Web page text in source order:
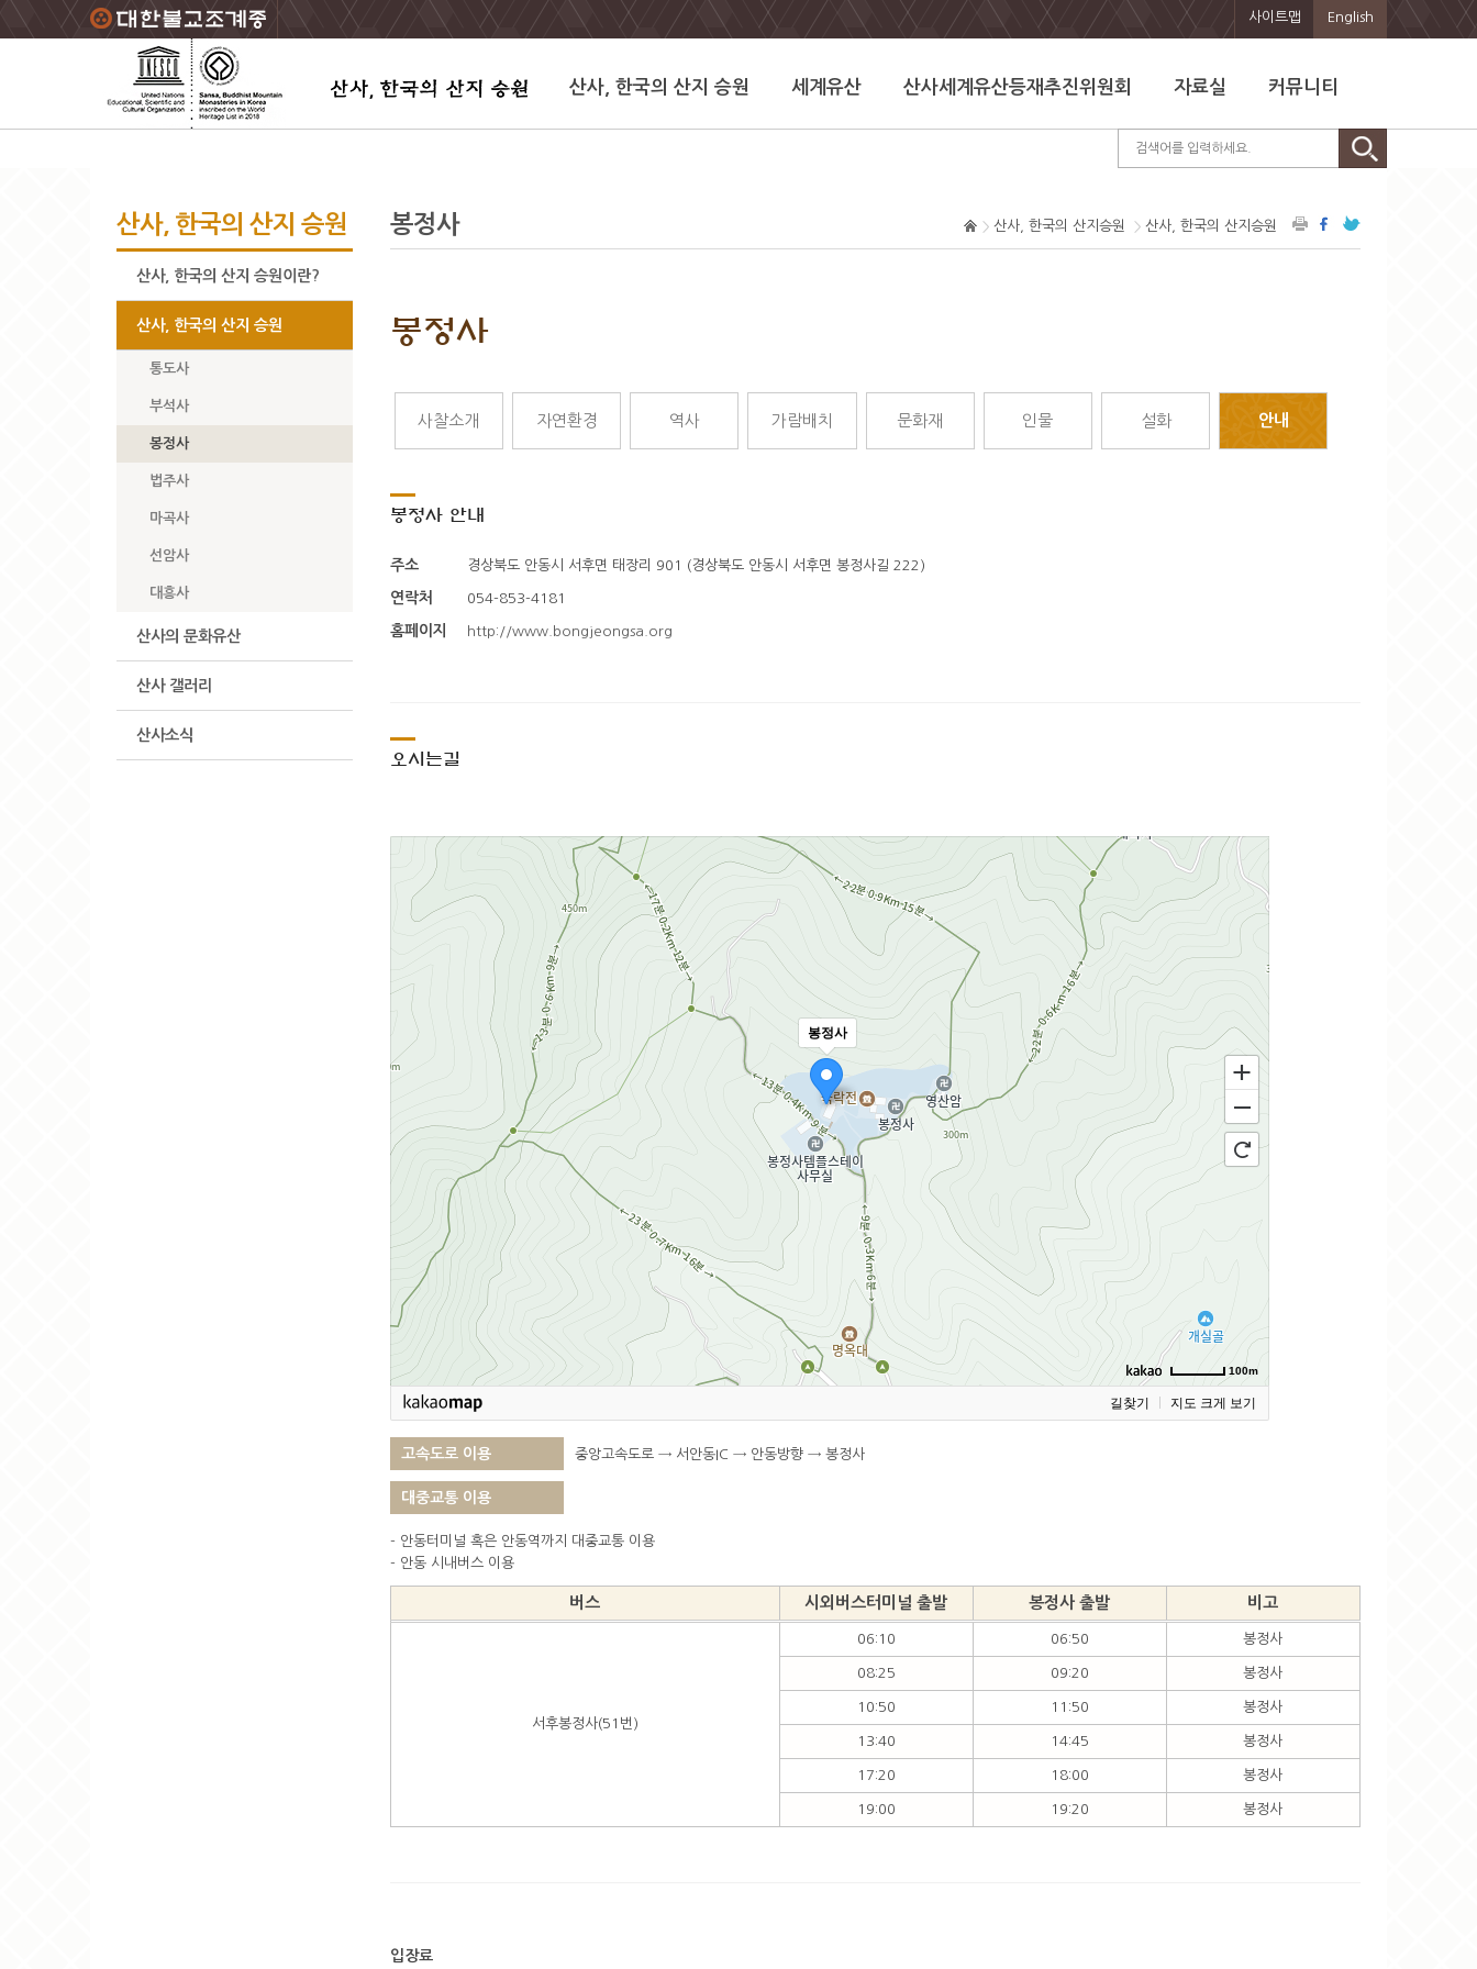
주요메뉴 바로가기
본문 바로가기
하단메뉴 바로가기 사이트맵 English
산사, 한국의 산지 승원 세계유산 산사세계유산등재추진위원회 자료실 커뮤니티
산사, 한국의 산지 승원
산사, 한국의 산지 승원이란?
산사, 한국의 산지 승원
통도사
부석사
봉정사
법주사
마곡사
선암사
대흥사
산사의 문화유산
산사 갤러리
산사소식
봉정사 산사, 한국의 산지승원 산사, 한국의 산지승원
봉정사
사찰소개 자연환경 역사 가람배치 문화재 인물 설화 안내
봉정사 안내
주소 경상북도 안동시 서후면 태장리 901 (경상북도 안동시 서후면 봉정사길 222)
연락처 054-853-4181
홈페이지 http://www.bongjeongsa.org
오시는길
봉정사
100m
길찾기 지도 크게 보기
고속도로 이용 중앙고속도로 → 서안동IC → 안동방향 → 봉정사
대중교통 이용
- 안동터미널 혹은 안동역까지 대중교통 이용
- 안동 시내버스 이용
버스 시외버스터미널 출발 봉정사 출발 비고
서후봉정사(51번)
06:10 06:50 봉정사
08:25 09:20 봉정사
10:50 11:50 봉정사
13:40 14:45 봉정사
17:20 18:00 봉정사
19:00 19:20 봉정사
입장료